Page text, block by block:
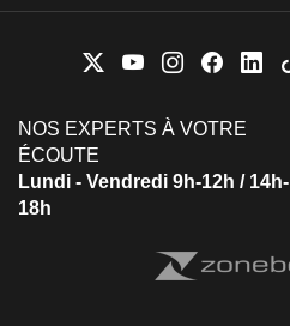
NOS EXPERTS À VOTRE
ÉCOUTE
Lundi - Vendredi 9h-12h / 14h-
18h